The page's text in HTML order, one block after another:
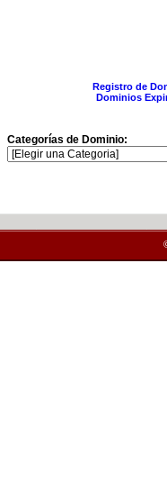
Registro de
Dominios
Categorías de Dominio: